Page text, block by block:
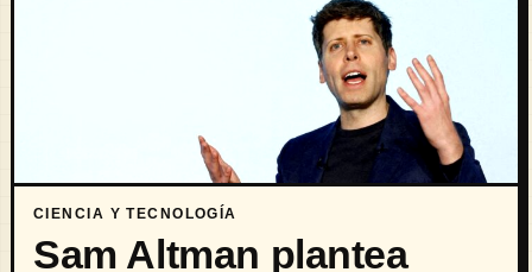
CIENCIA Y TECNOLOGÍA
Sam Altman plantea